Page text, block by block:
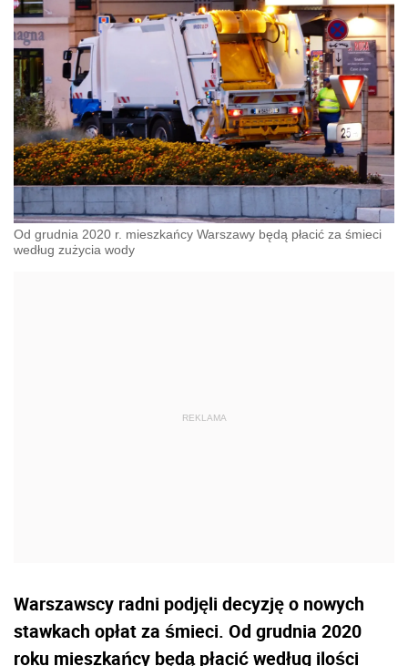
Od grudnia 2020 r. mieszkańcy Warszawy będą płacić za śmieci
według zużycia wody
Warszawscy radni podjęli decyzję o nowych
stawkach opłat za śmieci. Od grudnia 2020
roku mieszkańcy będą płacić według ilości